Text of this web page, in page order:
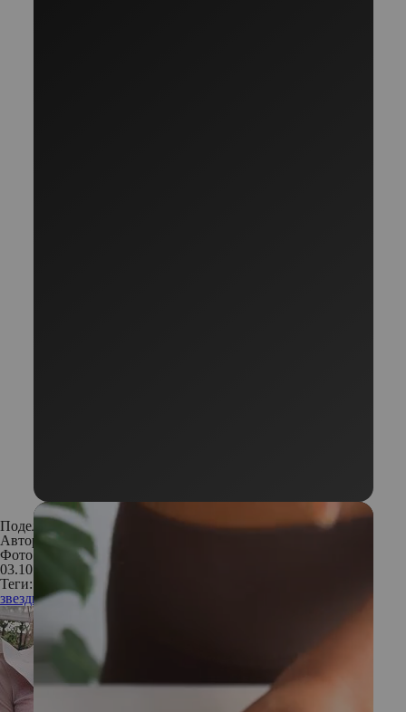
Поделиться:
Автор:Редакция
Фото: Instagram; Кинопоиск
03.10.2018
Теги:
звездызнаменитости